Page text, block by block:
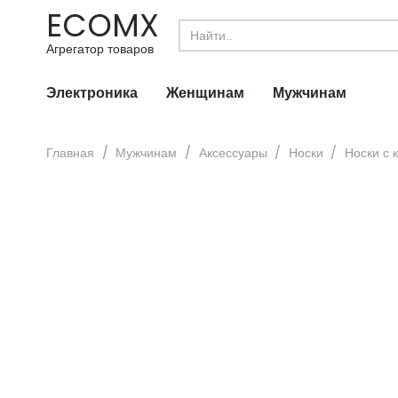
ECOMX
Агрегатор товаров
Search
for:
Электроника Женщинам Мужчинам
Главная / Мужчинам / Аксессуары / Носки / Носки с